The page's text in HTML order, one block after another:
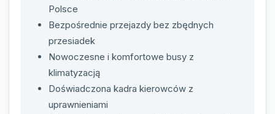
Polsce
Bezpośrednie przejazdy bez zbędnych
przesiadek
Nowoczesne i komfortowe busy z
klimatyzacją
Doświadczona kadra kierowców z
uprawnieniami